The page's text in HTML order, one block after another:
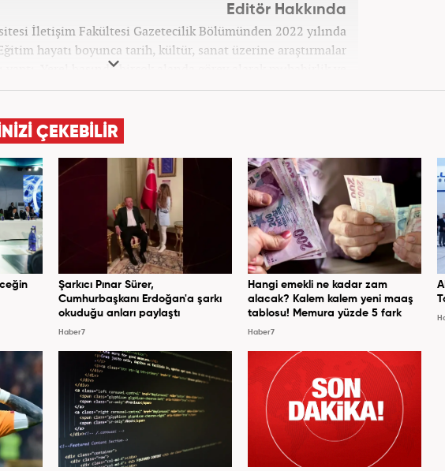
Editör Hakkında
İletişim Fakültesi Gazetecilik Bölümünden 2022 yılında
hayatı boyunca tarih, kültür, sanat üzerine araştırmalar
yaptı. Yerel basında birçok alanda görev alarak muhabirlik ve
Kariyer hayatına Kanal 7 Medya Grubu bünyesinde yer alan
ÇEKEBİLİR
Şarkıcı Pınar Sürer,
Cumhurbaşkanı Erdoğan'a şarkı
okuduğu anları paylaştı
Haber7
Hangi emekli ne kadar zam
alacak? Kalem kalem yeni maaş
tablosu! Memura yüzde 5 fark
Haber7